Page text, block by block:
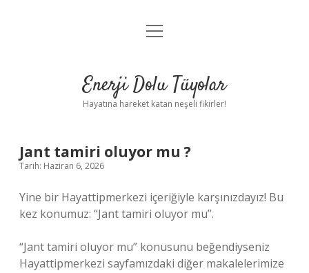
Anasayfa
Yasal Uyarı
menüyü
Enerji Dolu Tüyolar
Hayatına hareket katan neşeli fikirler!
Jant tamiri oluyor mu ?
Tarih: Haziran 6, 2026
Yine bir Hayattipmerkezi içeriğiyle karşınızdayız! Bu
kez konumuz: “Jant tamiri oluyor mu”.
“Jant tamiri oluyor mu” konusunu beğendiyseniz
Hayattipmerkezi sayfamızdaki diğer makalelerimize